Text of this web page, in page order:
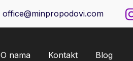
office@minpropodovi.com
O nama Kontakt Blog